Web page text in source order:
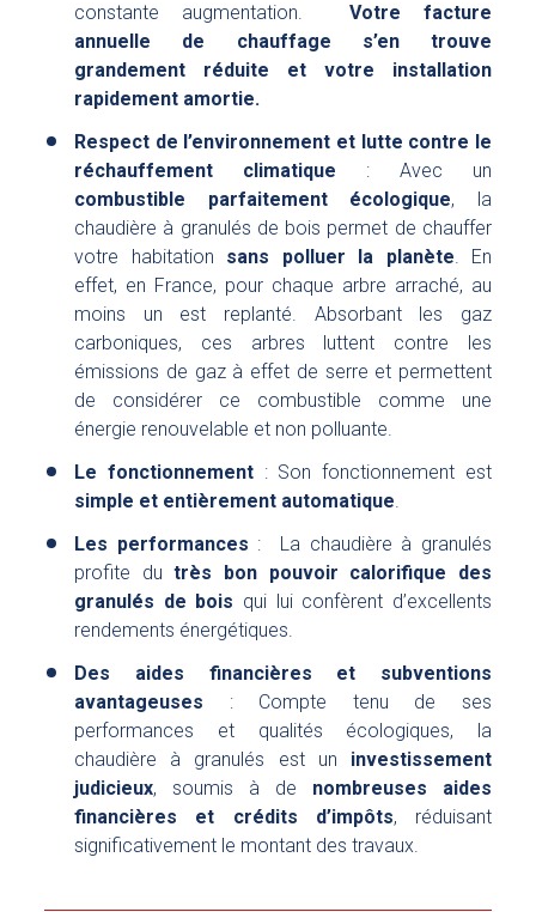
constante augmentation. Votre facture
annuelle de chauffage s’en trouve
grandement réduite et votre installation
rapidement amortie.
Respect de l’environnement et lutte contre le
réchauffement climatique : Avec un
combustible parfaitement écologique, la
chaudière à granulés de bois permet de chauffer
votre habitation sans polluer la planète. En
effet, en France, pour chaque arbre arraché, au
moins un est replanté. Absorbant les gaz
carboniques, ces arbres luttent contre les
émissions de gaz à effet de serre et permettent
de considérer ce combustible comme une
énergie renouvelable et non polluante.
Le fonctionnement: Son fonctionnement est
simple et entièrement automatique.
Les performances : La chaudière à granulés
profite du très bon pouvoir calorifique des
granulés de bois qui lui confèrent d’excellents
rendements énergétiques.
Des aides financières et subventions
avantageuses : Compte tenu de ses
performances et qualités écologiques, la
chaudière à granulés est un investissement
judicieux, soumis à de nombreuses aides
financières et crédits d’impôts, réduisant
significativement le montant des travaux.